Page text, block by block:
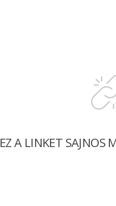
EZ A LINKET SAJNOS